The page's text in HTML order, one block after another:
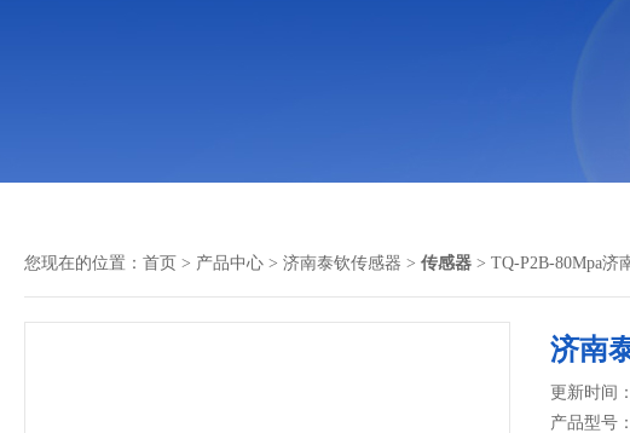
您现在的位置： 首页 > 产品中心 > 济南泰钦传感器 > 传感器 > TQ-P2B-80Mpa济
济南
更新时间
产品型号